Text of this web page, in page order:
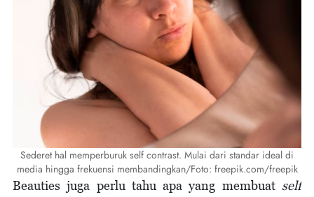
Sederet hal memperburuk self contrast. Mulai dari standar ideal di
media hingga frekuensi membandingkan/Foto: freepik.com/freepik
Beauties juga perlu tahu apa yang membuat self